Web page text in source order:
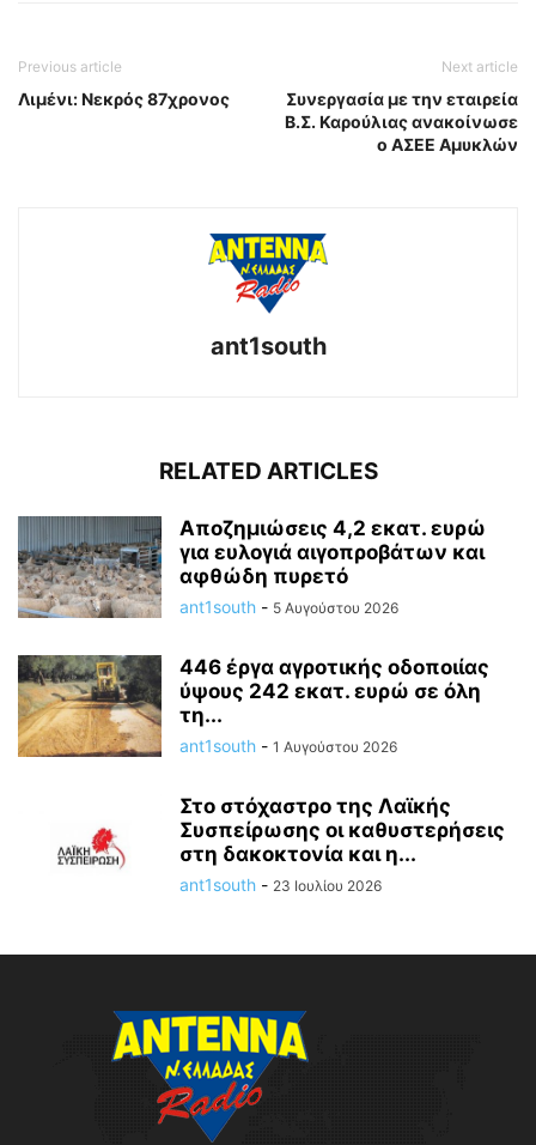
Previous article
Λιμένι: Νεκρός 87χρονος
Next article
Συνεργασία με την εταιρεία
Β.Σ. Καρούλιας ανακοίνωσε
ο ΑΣΕΕ Αμυκλών
ant1south
RELATED ARTICLES
Aποζημιώσεις 4,2 εκατ. ευρώ
για ευλογιά αιγοπροβάτων και
αφθώδη πυρετό
ant1south - 5 Αυγούστου 2026
446 έργα αγροτικής οδοποιίας
ύψους 242 εκατ. ευρώ σε όλη
τη...
ant1south - 1 Αυγούστου 2026
Στο στόχαστρο της Λαϊκής
Συσπείρωσης οι καθυστερήσεις
στη δακοκτονία και η...
ant1south - 23 Ιουλίου 2026